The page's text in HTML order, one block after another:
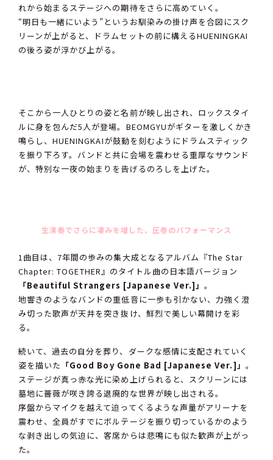
れから始まるステージへの期待をさらに高めていく。
“明日も一緒にいよう”というお馴染みの掛け声を合図にスク
リーンが上がると、ドラムセットの前に構えるHUENINGKAI
の後ろ姿が浮かび上がる。
そこから一人ひとりの姿と名前が映し出され、ロックスタイ
ルに身を包んだ5人が登場。BEOMGYUがギターを激しくかき
鳴らし、HUENINGKAIが鼓動を刻むようにドラムスティック
を振り下ろす。バンドと共に会場を震わせる重厚なサウンド
が、特別な一夜の始まりを告げるのろしを上げた。
生演奏でさらに凄みを増した、圧巻のパフォーマンス
1曲目は、7年間の歩みの集大成となるアルバム『The Star
Chapter: TOGETHER』のタイトル曲の日本語バージョン
「Beautiful Strangers [Japanese Ver.]」。
地響きのようなバンドの重低音に一歩も引かない、力強く澄
み切った歌声が天井を突き抜け、鮮烈で美しい幕開けを彩
る。
続いて、過去の自分を葬り、ダークな感情に支配されていく
姿を描いた 「Good Boy Gone Bad [Japanese Ver.]」 。
ステージが真っ赤な光に染め上げられると、スクリーンには
墓地に薔薇が咲き誇る退廃的な世界が映し出される。
序盤からマイクを越えて迫ってくるような声量がアリーナを
震わせ、全員がすでにボルテージを振り切っているかのよう
な剥き出しの気迫に、客席からは悲鳴にも似た歓声が上がっ
た。